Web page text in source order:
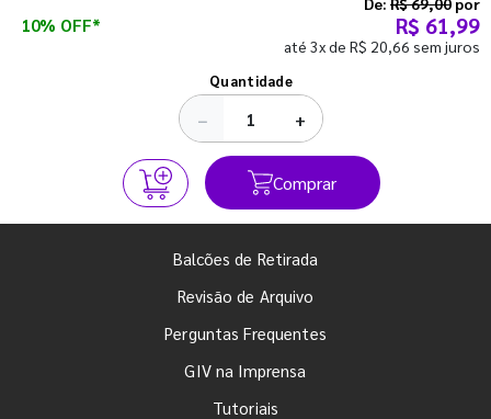
10% OFF* R$ 61,99
até 3x de R$ 20,66 sem juros
Quantidade
− +
Comprar
Balcões de Retirada
Revisão de Arquivo
Perguntas Frequentes
GIV na Imprensa
Tutoriais